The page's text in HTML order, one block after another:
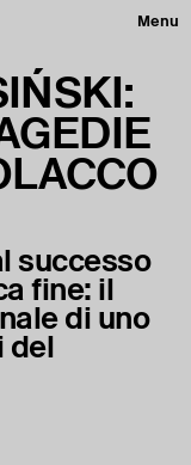
Menu
successo
fine: il
di uno
del